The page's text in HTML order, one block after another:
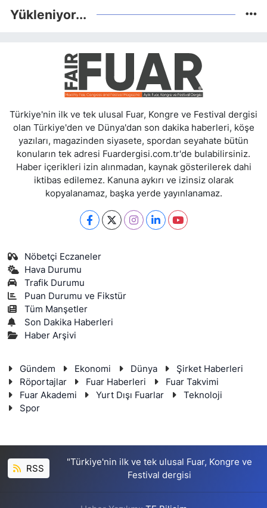
Yükleniyor...
Türkiye'nin ilk ve tek ulusal Fuar, Kongre ve Festival dergisi
olan Türkiye'den ve Dünya'dan son dakika haberleri, köşe
yazıları, magazinden siyasete, spordan seyahate bütün
konuların tek adresi Fuardergisi.com.tr'de bulabilirsiniz.
Haber içerikleri izin alınmadan, kaynak gösterilerek dahi
iktibas edilemez. Kanuna aykırı ve izinsiz olarak
kopyalanamaz, başka yerde yayınlanamaz.
Nöbetçi Eczaneler
Hava Durumu
Trafik Durumu
Puan Durumu ve Fikstür
Tüm Manşetler
Son Dakika Haberleri
Haber Arşivi
Gündem Ekonomi Dünya
Şirket Haberleri
Röportajlar
Fuar Haberleri
Fuar Takvimi
Fuar Akademi
Yurt Dışı Fuarlar
Teknoloji
Spor
RSS
"Türkiye'nin ilk ve tek ulusal Fuar, Kongre ve
Festival dergisi